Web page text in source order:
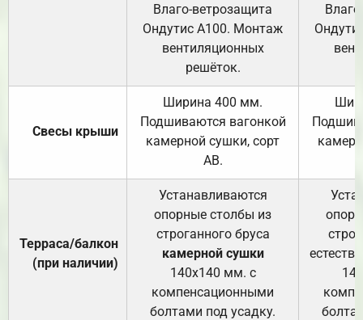
Влаго-ветрозащита
Ондутис А100. Монтаж
вентиляционных
решёток.
Свесы крыши
Ширина 400 мм.
Подшиваются вагонкой
камерной сушки, сорт
АВ.
Терраса/балкон
(при наличии)
Устанавливаются
опорные столбы из
строганного бруса
камерной сушки
140х140 мм. с
компенсационными
болтами под усадку.